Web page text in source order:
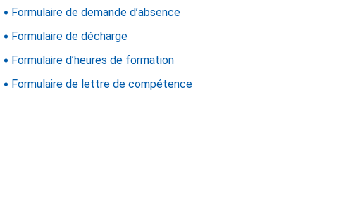
Formulaire de demande d’absence
Formulaire de décharge
Formulaire d’heures de formation
Formulaire de lettre de compétence